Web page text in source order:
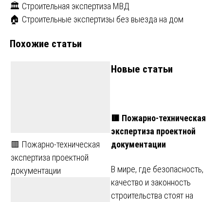
Навигация
по
записям
🏛️ Строительная экспертиза МВД
🏠 Строительные экспертизы без выезда на дом
Похожие статьи
🟥 Пожарно-техническая
экспертиза проектной
документации
Новые статьи
🟥 Пожарно-техническая
экспертиза проектной
документации
В мире, где безопасность,
качество и законность
строительства стоят на